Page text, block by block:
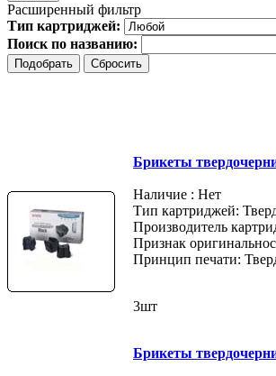
Расширенный фильтр
Тип картриджей:
Поиск по названию:
Брикеты
Наличие : Нет
Тип картриджей:
Производитель
Признак
Принцип печати:
3шт
Брикеты